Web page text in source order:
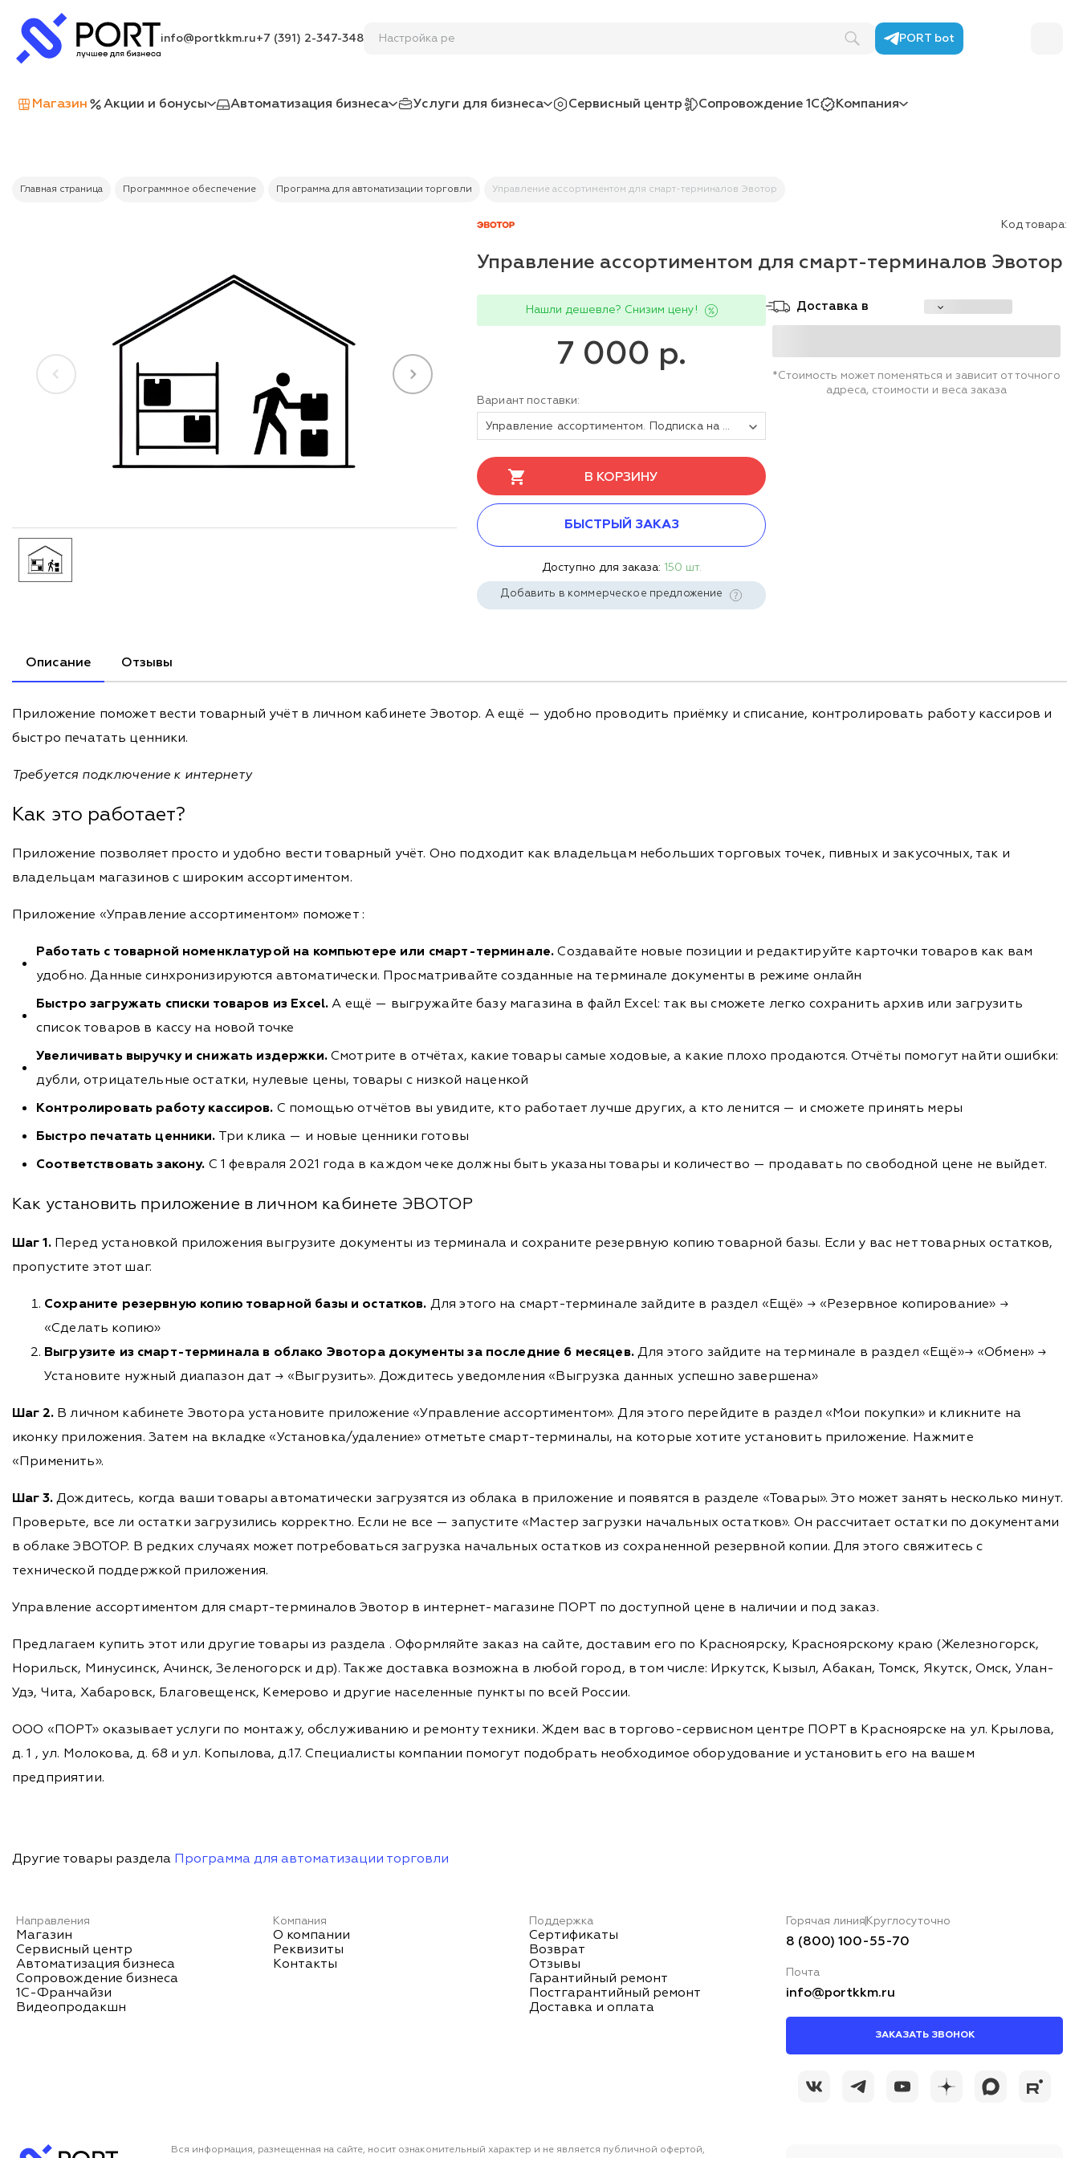
info@portkkm.ru+7 (391) 2-347-348 На PORT bot
Магазин Акции и бонусы Автоматизация бизнеса Услуги для бизнеса Сервисный центр Сопровождение 1С Компания
Главная страница Программное обеспечение Программа для автоматизации торговли Управление ассортиментом для смарт-терминалов Эвотор
Код товара:
Управление ассортиментом для смарт-терминалов Эвотор
Нашли дешевле? Снизим цену!
7 000 р.
Вариант поставки:
Управление ассортиментом. Подписка на 1 год
В КОРЗИНУ
БЫСТРЫЙ ЗАКАЗ
Доступно для заказа: 150 шт.
Добавить в коммерческое предложение
Доставка в
*Стоимость может поменяться и зависит от точного
адреса, стоимости и веса заказа
Описание Отзывы
Приложение поможет вести товарный учёт в личном кабинете Эвотор. А ещё — удобно проводить приёмку и списание, контролировать работу кассиров и
быстро печатать ценники.
Требуется подключение к интернету
Как это работает?
Приложение позволяет просто и удобно вести товарный учёт. Оно подходит как владельцам небольших торговых точек, пивных и закусочных, так и
владельцам магазинов с широким ассортиментом.
Приложение «Управление ассортиментом» поможет :
Работать с товарной номенклатурой на компьютере или смарт-терминале.Создавайте новые позиции и редактируйте карточки товаров как вам
удобно. Данные синхронизируются автоматически. Просматривайте созданные на терминале документы в режиме онлайн
Быстро загружать списки товаров из Excel.А ещё — выгружайте базу магазина в файл Excel: так вы сможете легко сохранить архив или загрузить
список товаров в кассу на новой точке
Увеличивать выручку и снижать издержки. Смотрите в отчётах, какие товары самые ходовые, а какие плохо продаются. Отчёты помогут найти ошибки:
дубли, отрицательные остатки, нулевые цены, товары с низкой наценкой
Контролировать работу кассиров. С помощью отчётов вы увидите, кто работает лучше других, а кто ленится — и сможете принять меры
Быстро печатать ценники. Три клика — и новые ценники готовы
Соответствовать закону. С 1 февраля 2021 года в каждом чеке должны быть указаны товары и количество — продавать по свободной цене не выйдет.
Как установить приложение в личном кабинете ЭВОТОР
Шаг 1.
Перед установкой приложения выгрузите документы из терминала и сохраните резервную копию товарной базы. Если у вас нет товарных остатков,
пропустите этот шаг.
Сохраните резервную копию товарной базы и остатков. Для этого на смарт-терминале зайдите в раздел «Ещё» → «Резервное копирование» →
«Сделать копию»
Выгрузите из смарт-терминала в облако Эвотора документы за последние 6 месяцев. Для этого зайдите на терминале в раздел «Ещё»→ «Обмен» →
Установите нужный диапазон дат → «Выгрузить». Дождитесь уведомления «Выгрузка данных успешно завершена»
Шаг 2.В личном кабинете Эвотора установите приложение «Управление ассортиментом». Для этого перейдите в раздел «Мои покупки» и кликните на
иконку приложения. Затем на вкладке «Установка/удаление» отметьте смарт-терминалы, на которые хотите установить приложение. Нажмите
«Применить».
Шаг 3.Дождитесь, когда ваши товары автоматически загрузятся из облака в приложение и появятся в разделе «Товары». Это может занять несколько минут.
Проверьте, все ли остатки загрузились корректно. Если не все — запустите «Мастер загрузки начальных остатков». Он рассчитает остатки по документами
в облаке ЭВОТОР. В редких случаях может потребоваться загрузка начальных остатков из сохраненной резервной копии. Для этого свяжитесь с
технической поддержкой приложения.
Управление ассортиментом для смарт-терминалов Эвотор в интернет-магазине ПОРТ по доступной цене в наличии и под заказ.
Предлагаем купить этот или другие товары из раздела . Оформляйте заказ на сайте, доставим его по Красноярску, Красноярскому краю (Железногорск,
Норильск, Минусинск, Ачинск, Зеленогорск и др). Также доставка возможна в любой город, в том числе: Иркутск, Кызыл, Абакан, Томск, Якутск, Омск, Улан-
Удэ, Чита, Хабаровск, Благовещенск, Кемерово и другие населенные пункты по всей России.
ООО «ПОРТ» оказывает услуги по монтажу, обслуживанию и ремонту техники. Ждем вас в торгово-сервисном центре ПОРТ в Красноярске на ул. Крылова,
д. 1 , ул. Молокова, д. 68 и ул. Копылова, д.17. Специалисты компании помогут подобрать необходимое оборудование и установить его на вашем
предприятии.
Другие товары раздела Программа для автоматизации торговли
Направления
Магазин
Сервисный центр
Автоматизация бизнеса
Сопровождение бизнеса
1С-Франчайзи
Видеопродакшн
Компания
О компании
Реквизиты
Контакты
Поддержка
Сертификаты
Возврат
Отзывы
Гарантийный ремонт
Постгарантийный ремонт
Доставка и оплата
Горячая линия Круглосуточно
8 (800) 100-55-70
Почта
info@portkkm.ru
ЗАКАЗАТЬ ЗВОНОК
Вся информация, размещенная на сайте, носит ознакомительный характер и не является публичной офертой,